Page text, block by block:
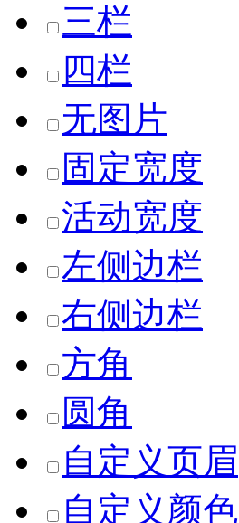
三栏
四栏
无图片
固定宽度
活动宽度
左侧边栏
右侧边栏
方角
圆角
自定义页眉
自定义颜色